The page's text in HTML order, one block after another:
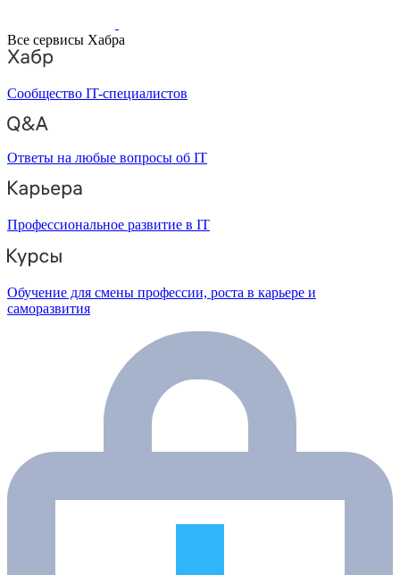
Все сервисы Хабра
Сообщество IT-специалистов
Ответы на любые вопросы об IT
Профессиональное развитие в IT
Обучение для смены профессии, роста в карьере и
саморазвития